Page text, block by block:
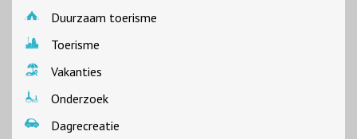
Duurzaam toerisme
Toerisme
Vakanties
Onderzoek
Dagrecreatie